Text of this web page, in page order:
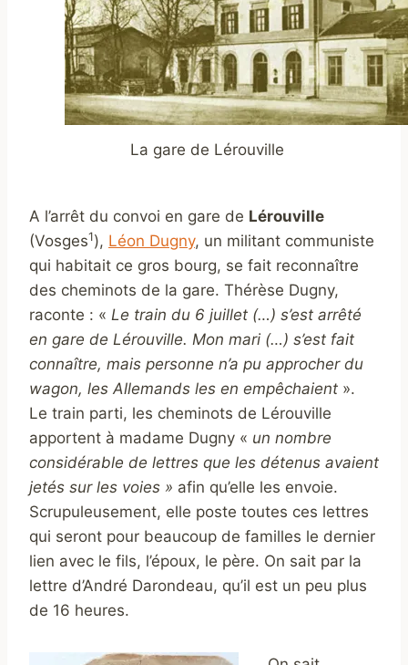
La gare de Lérouville
A l’arrêt du convoi en gare de Lérouville
(Vosges1), Léon Dugny, un militant communiste
qui habitait ce gros bourg, se fait reconnaître
des cheminots de la gare. Thérèse Dugny,
raconte : « Le train du 6 juillet (…) s’est arrêté
en gare de Lérouville. Mon mari (…) s’est fait
connaître, mais personne n’a pu approcher du
wagon, les Allemands les en empêchaient ».
Le train parti, les cheminots de Lérouville
apportent à madame Dugny « un nombre
considérable de lettres que les détenus avaient
jetés sur les voies » afin qu’elle les envoie.
Scrupuleusement, elle poste toutes ces lettres
qui seront pour beaucoup de familles le dernier
lien avec le fils, l’époux, le père. On sait par la
lettre d’André Darondeau, qu’il est un peu plus
de 16 heures.